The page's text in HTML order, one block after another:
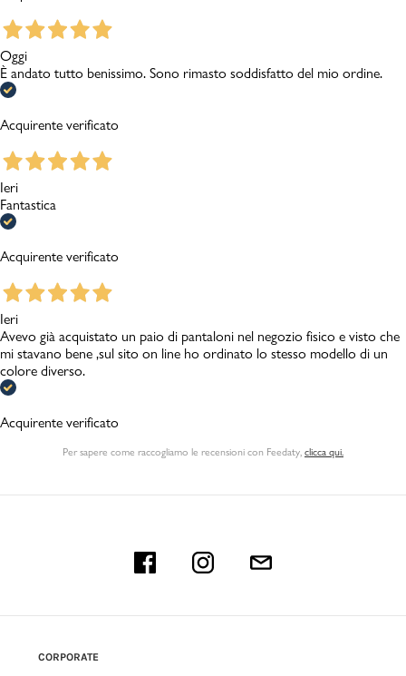
Oggi
È andato tutto benissimo. Sono rimasto soddisfatto del mio ordine.
Acquirente verificato
Ieri
Fantastica
Acquirente verificato
Ieri
Avevo già acquistato un paio di pantaloni nel negozio fisico e visto che
mi stavano bene ,sul sito on line ho ordinato lo stesso modello di un
colore diverso.
Acquirente verificato
Per sapere come raccogliamo le recensioni con Feedaty clicca qui.
CORPORATE